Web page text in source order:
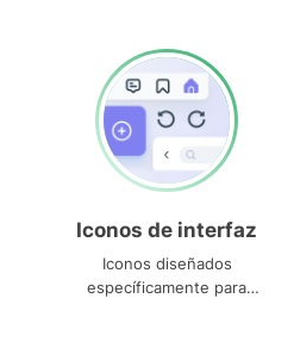
Iconos de interfaz
Iconos diseñados
específicamente para